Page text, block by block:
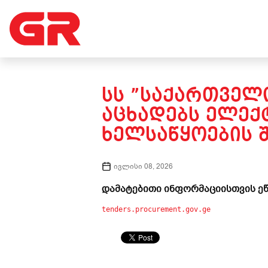
ᲡᲡ
ᲐᲪᲮᲐᲓᲔᲑᲡ
ᲮᲔᲚᲡᲐᲬᲧᲝᲔᲑᲘᲡ
ივლისი 08, 2026
დამატებითი ინფორმაციისთვის
tenders.procurement.gov.ge